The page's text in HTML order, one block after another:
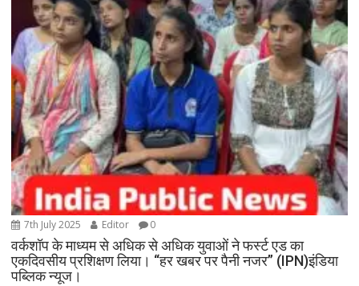
7th July 2025 Editor 0
वर्कशॉप के माध्यम से अधिक से अधिक युवाओं ने फर्स्ट एड का
एकदिवसीय प्रशिक्षण लिया। “हर खबर पर पैनी नजर” (IPN)इंडिया
पब्लिक न्यूज।